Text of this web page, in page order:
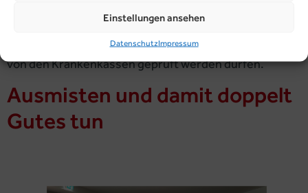
Einstellungen ansehen
DatenschutzImpressum
wie wichtig es ist, dass Krankenhausabrechnungen
von den Krankenkassen geprüft werden dürfen.
Ausmisten und damit doppelt
Gutes tun